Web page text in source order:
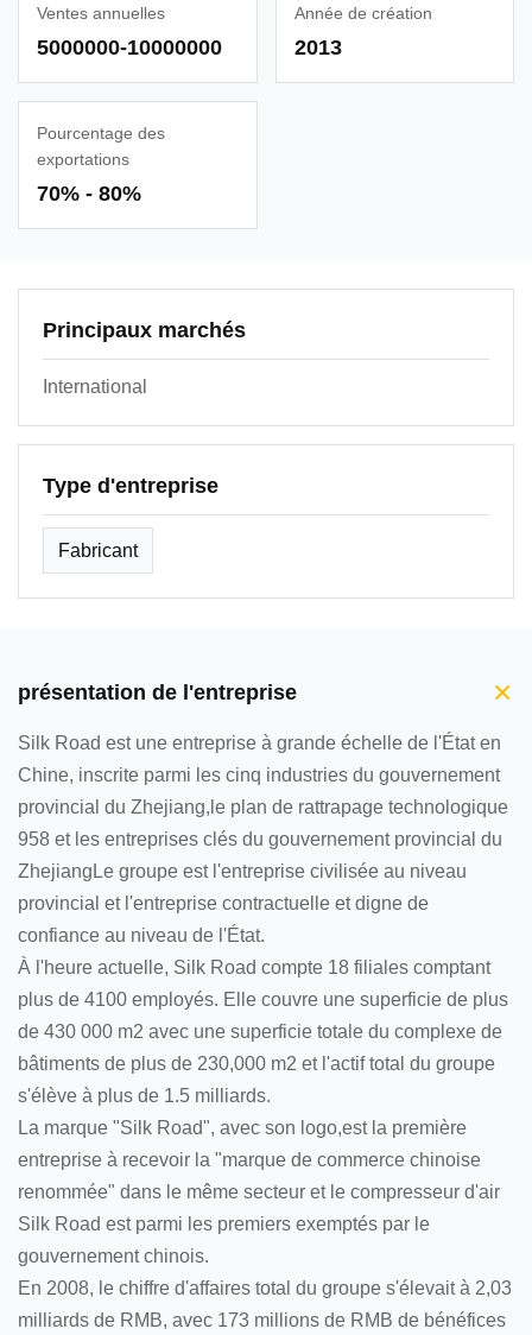
Ventes annuelles
5000000-10000000
Année de création
2013
Pourcentage des
exportations
70% - 80%
Principaux marchés
International
Type d'entreprise
Fabricant
présentation de l'entreprise
Silk Road est une entreprise à grande échelle de l'État en
Chine, inscrite parmi les cinq industries du gouvernement
provincial du Zhejiang,le plan de rattrapage technologique
958 et les entreprises clés du gouvernement provincial du
ZhejiangLe groupe est l'entreprise civilisée au niveau
provincial et l'entreprise contractuelle et digne de
confiance au niveau de l'État.
À l'heure actuelle, Silk Road compte 18 filiales comptant
plus de 4100 employés. Elle couvre une superficie de plus
de 430 000 m2 avec une superficie totale du complexe de
bâtiments de plus de 230,000 m2 et l'actif total du groupe
s'élève à plus de 1.5 milliards.
La marque "Silk Road", avec son logo,est la première
entreprise à recevoir la "marque de commerce chinoise
renommée" dans le même secteur et le compresseur d'air
Silk Road est parmi les premiers exemptés par le
gouvernement chinois.
En 2008, le chiffre d'affaires total du groupe s'élevait à 2,03
milliards de RMB, avec 173 millions de RMB de bénéfices